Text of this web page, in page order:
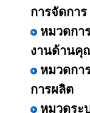
การจัดการ
หมวดกา
งานด้านคุ
หมวดกา
การผลิต
หมวดระ